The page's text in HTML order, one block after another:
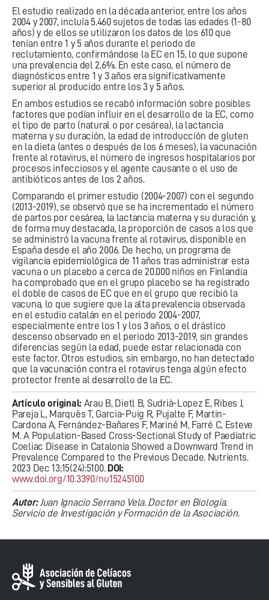
El estudio realizado en la década anterior, entre los años
2004 y 2007, incluía 5.460 sujetos de todas las edades (1-80
años) y de ellos se utilizaron los datos de los 610 que
tenían entre 1 y 5 años durante el periodo de
reclutamiento, confirmándose la EC en 15, lo que supone
una prevalencia del 2,6%. En este caso, el número de
diagnósticos entre 1 y 3 años era significativamente
superior al producido entre los 3 y 5 años.
En ambos estudios se recabó información sobre posibles
factores que podían influir en el desarrollo de la EC, como
el tipo de parto (natural o por cesárea), la lactancia
materna y su duración, la edad de introducción de gluten
en la dieta (antes o después de los 6 meses), la vacunación
frente al rotavirus, el número de ingresos hospitalarios por
procesos infecciosos y el agente causante o el uso de
antibióticos antes de los 2 años.
Comparando el primer estudio (2004-2007) con el segundo
(2013-2019), se observó que se ha incrementado el número
de partos por cesárea, la lactancia materna y su duración y,
de forma muy destacada, la proporción de casos a los que
se administró la vacuna frente al rotavirus, disponible en
España desde el año 2006. De hecho, un programa de
vigilancia epidemiológica de 11 años tras administrar esta
vacuna o un placebo a cerca de 20.000 niños en Finlandia
ha comprobado que en el grupo placebo se ha registrado
el doble de casos de EC que en el grupo que recibió la
vacuna, lo que sugiere que la alta prevalencia observada
en el estudio catalán en el periodo 2004-2007,
especialmente entre los 1 y los 3 años, o el drástico
descenso observado en el periodo 2013-2019, sin grandes
diferencias según la edad, puede estar relacionada con
este factor. Otros estudios, sin embargo, no han detectado
que la vacunación contra el rotavirus tenga algún efecto
protector frente al desarrollo de la EC.
Artículo original: Arau B, Dietl B, Sudrià-Lopez E, Ribes J,
Pareja L, Marquès T, Garcia-Puig R, Pujalte F, Martin-
Cardona A, Fernández-Bañares F, Mariné M, Farré C, Esteve
M. A Population-Based Cross-Sectional Study of Paediatric
Coeliac Disease in Catalonia Showed a Downward Trend in
Prevalence Compared to the Previous Decade. Nutrients.
2023 Dec 13;15(24):5100. DOI:
www.doi.org/10.3390/nu15245100
Autor:Juan Ignacio Serrano Vela. Doctor en Biología.
Servicio de Investigación y Formación de la Asociación.